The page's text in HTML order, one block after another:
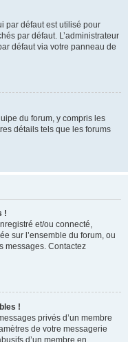
par défaut est utilisé pour
par défaut. L’administrateur
défaut via votre panneau de
du forum, y compris les
détails tels que les forums
!
et/ou connecté,
sur l’ensemble du forum, ou
messages. Contactez
!
privés d’un membre
de votre messagerie
d’un membre en